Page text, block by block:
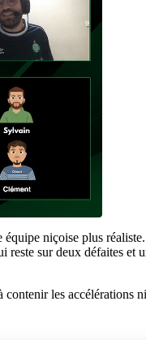
niçoise plus
sur deux défaites et
les accélérations